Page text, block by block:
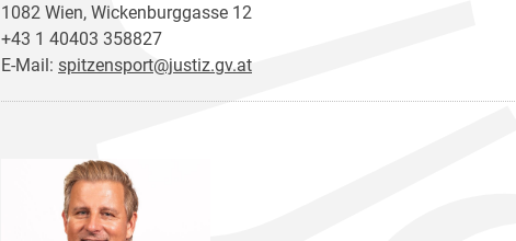
1082 Wien, Wickenburggasse 12
+43 1 40403 358827
E-Mail: spitzensport@justiz.gv.at